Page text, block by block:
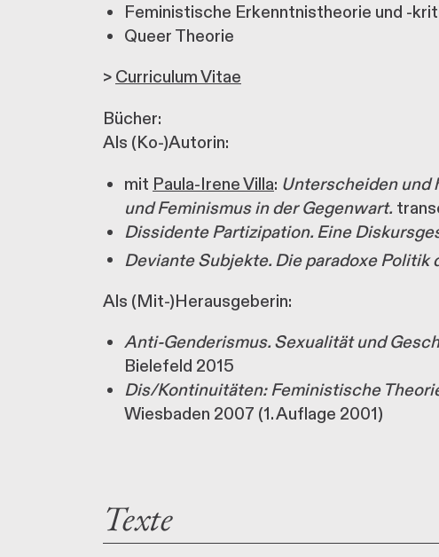
Feministische Erkenntnistheorie und -
Queer Theorie
> Curriculum Vitae
Bücher:
Als (Ko-)Autorin:
mit Paula-Irene Villa: Unterscheiden und
und Feminismus in der Gegenwart.
Dissidente Partizipation. Eine
Deviante Subjekte. Die paradoxe Politik
Als (Mit-)Herausgeberin:
Anti-Genderismus. Sexualität und
Bielefeld 2015
Dis/Kontinuitäten: Feministische
Wiesbaden 2007 (1. Auflage 2001)
Texte